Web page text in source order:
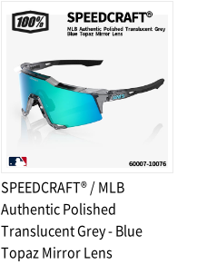
SPEEDCRAFT® / MLB
Authentic Polished
Translucent Grey - Blue
Topaz Mirror Lens